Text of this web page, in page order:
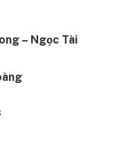
– Ngọc Tài